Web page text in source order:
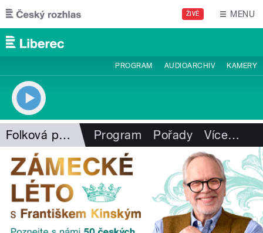
Přejít k hlavnímu obsahu
ŽIVĚ MENU
PROGRAM AUDIOARCHIV KAMERY
Folková pohlazení Program Pořady Více…